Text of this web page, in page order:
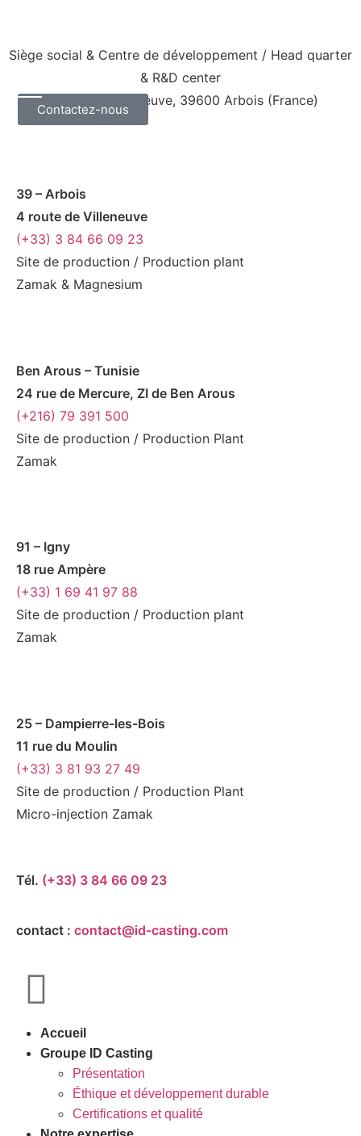
Contactez-nous
Siège social & Centre de développement / Head quarter
& R&D center
6 route de Villeneuve, 39600 Arbois (France)
39 – Arbois
4 route de Villeneuve
(+33) 3 84 66 09 23
Site de production / Production plant
Zamak & Magnesium
Ben Arous – Tunisie
24 rue de Mercure, ZI de Ben Arous
(+216) 79 391 500
Site de production / Production Plant
Zamak
91 – Igny
18 rue Ampère
(+33) 1 69 41 97 88
Site de production / Production plant
Zamak
25 – Dampierre-les-Bois
11 rue du Moulin
(+33) 3 81 93 27 49
Site de production / Production Plant
Micro-injection Zamak
Tél. (+33) 3 84 66 09 23
contact : contact@id-casting.com
Accueil
Groupe ID Casting
Présentation
Éthique et développement durable
Certifications et qualité